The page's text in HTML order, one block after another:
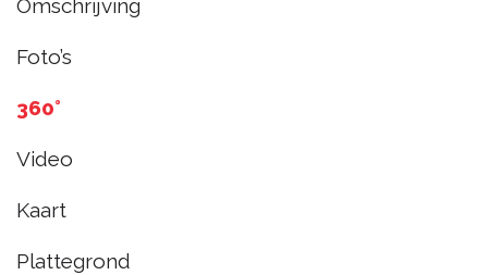
101, Hoorn
€ 335.000
Home
Omschrijving
Foto’s
360°
Video
Kaart
Plattegrond